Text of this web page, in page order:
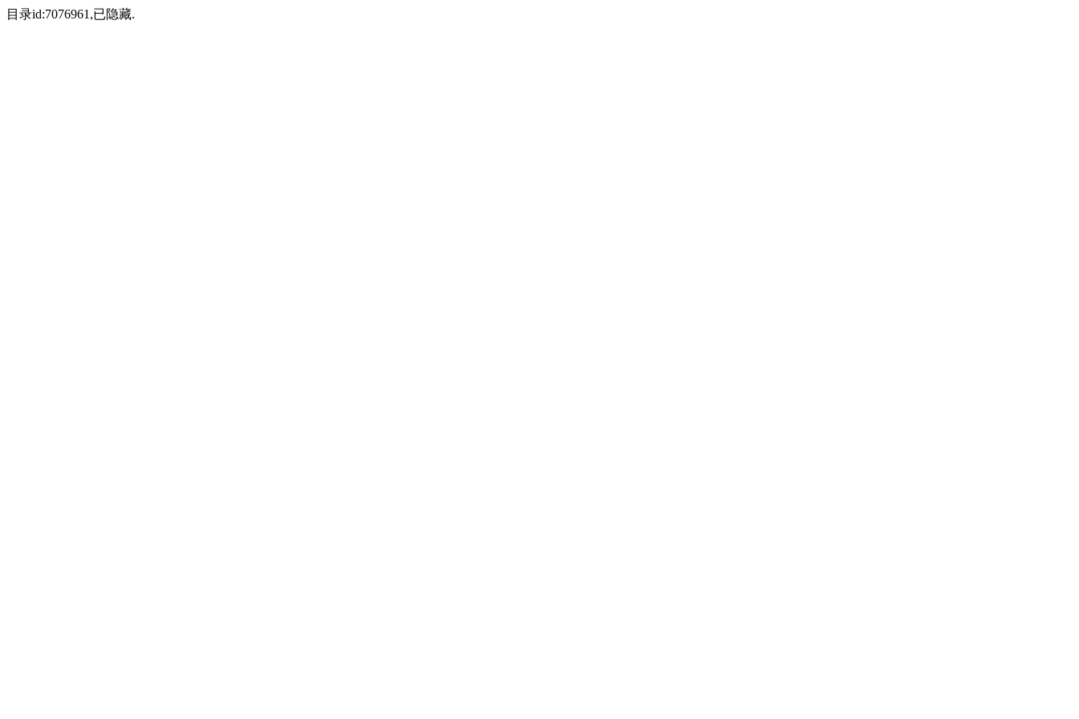
目录id:7076961,已隐藏.